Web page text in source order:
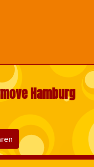
Hamburg